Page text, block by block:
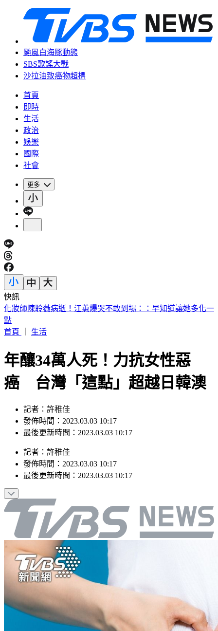
颱風白海豚動態
SBS歌謠大戰
沙拉油致癌物超標
首頁
即時
生活
政治
娛樂
國際
社會
更多
快訊
化妝師陳聆薇病逝！江蕙爆哭不敢到場：：早知道讓她多化一
點
首頁
生活
年釀34萬人死！力抗女性惡
癌 台灣「這點」超越日韓澳
記者：許稚佳
發佈時間：2023.03.03 10:17
最後更新時間：2023.03.03 10:17
記者 ： 許稚佳
發佈時間： 2023.03.03 10:17
最後更新時間： 2023.03.03 10:17